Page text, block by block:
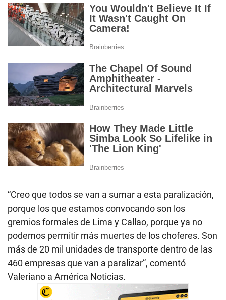
“Creo que todos se van a sumar a esta paralización,
porque los que estamos convocando son los
gremios formales de Lima y Callao, porque ya no
podemos permitir más muertes de los choferes. Son
más de 20 mil unidades de transporte dentro de las
460 empresas que van a paralizar”, comentó
Valeriano a América Noticias.